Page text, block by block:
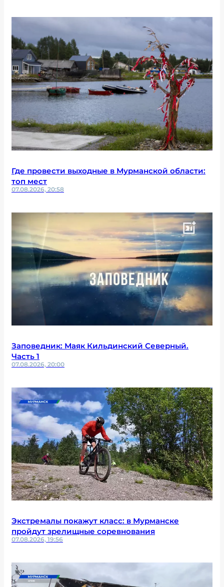
Где провести выходные в Мурманской области:
топ мест
07.08.2026, 20:58
Заповедник: Маяк Кильдинский Северный.
Часть 1
07.08.2026, 20:00
Экстремалы покажут класс: в Мурманске
пройдут зрелищные соревнования
07.08.2026, 19:56